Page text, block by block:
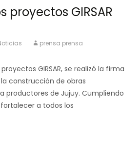
proyectos GIRSAR
prensa prensa
GIRSAR, se realizó la firma
construcción de obras
productores de Jujuy. Cumpliendo
a todos los